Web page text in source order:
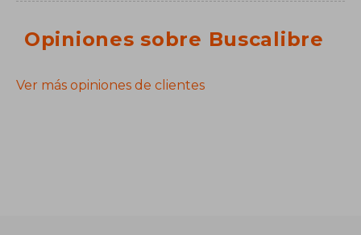
Opiniones sobre Buscalibre
Ver más opiniones de clientes